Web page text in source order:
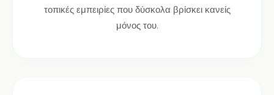
τοπικές εμπειρίες που δύσκολα βρίσκει κανείς
μόνος του.